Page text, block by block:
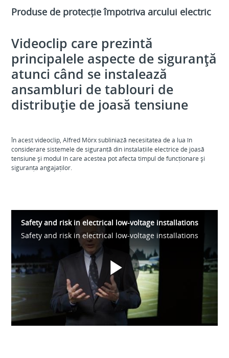
Produse de protecție împotriva arcului electric
Videoclip care prezintă
principalele aspecte de siguranță
atunci când se instalează
ansambluri de tablouri de
distribuție de joasă tensiune
În acest videoclip, Alfred Mörx subliniază necesitatea de a lua în
considerare sistemele de siguranță din instalațiile electrice de joasă
tensiune și modul în care acestea pot afecta timpul de funcționare și
siguranța angajaților.
Safety and risk in electrical low-voltage installations
Safety and risk in electrical low-voltage installations
Play